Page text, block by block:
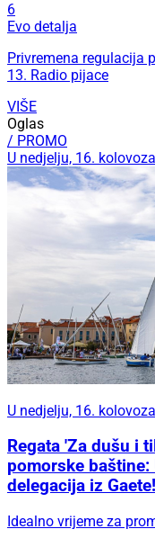
6
Evo detalja
Privremena regulacija
13. Radio pijace
VIŠE
Oglas
/ PROMO
U nedjelju, 16. kolovoza
U nedjelju, 16. kolovoza
Regata 'Za dušu i
pomorske
delegacija iz Gaete!
Idealno vrijeme za